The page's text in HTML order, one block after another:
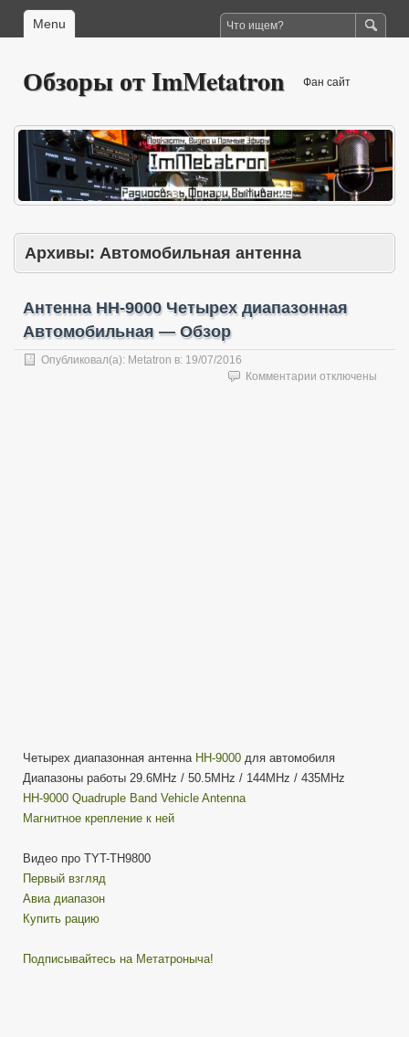
Menu
Обзоры от ImMetatron Фан сайт
Архивы: Автомобильная антенна
Антенна HH-9000 Четырех диапазонная
Автомобильная — Обзор
Опубликовал(а): Metatron в: 19/07/2016
Комментарии котключены
Четырех диапазонная антенна HH-9000 для автомобиля
Диапазоны работы 29.6MHz / 50.5MHz / 144MHz / 435MHz
HH-9000 Quadruple Band Vehicle Antenna
Магнитное крепление к ней
Видео про TYT-TH9800
Первый взгляд
Авиа диапазон
Купить рацию
Подписывайтесь на Метатроныча!